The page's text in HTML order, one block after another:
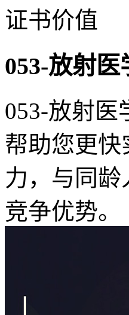
证书价值
053-放射医
053-放射医
帮助您更
力，与同
竞争优势。